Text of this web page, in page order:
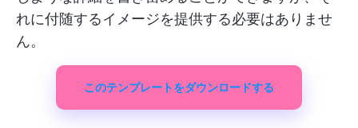
れに付随するイメージを提供する必要はありませ
ん。
このテンプレートをダウンロードする